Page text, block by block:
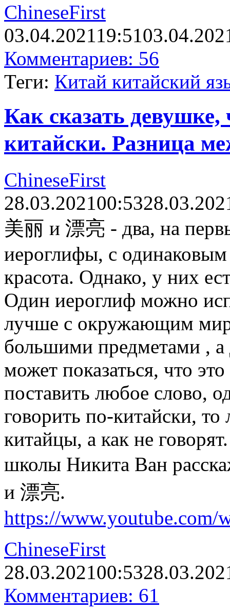
ChineseFirst
03.04.2021 19:51
Комментариев: 56
Теги: Китай китайский
Как сказать девушке,
китайски. Разница
ChineseFirst
28.03.202100:53
美丽 и 漂亮 - два, на
иероглифы, с
красота. Однако, у них
Один иероглиф можно
лучше с окружающим
большими предметами ,
может показаться, что
поставить любое слово,
говорить по-китайски, то
китайцы, а как не
школы Никита Ван
и 漂亮.
https://www.youtube.com/
ChineseFirst
28.03.202100:53
Комментариев: 61